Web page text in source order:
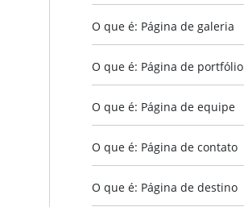
O que é: Página de galeria
O que é: Página de portfólio
O que é: Página de equipe
O que é: Página de contato
O que é: Página de destino